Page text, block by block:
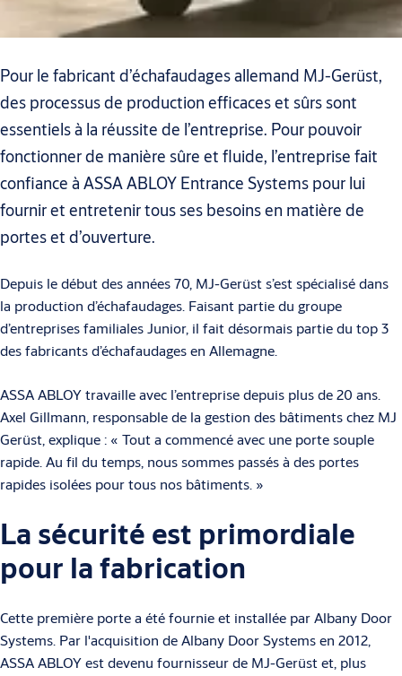
Pour le fabricant d’échafaudages allemand MJ-Gerüst,
des processus de production efficaces et sûrs sont
essentiels à la réussite de l’entreprise. Pour pouvoir
fonctionner de manière sûre et fluide, l’entreprise fait
confiance à ASSA ABLOY Entrance Systems pour lui
fournir et entretenir tous ses besoins en matière de
portes et d’ouverture.
Depuis le début des années 70, MJ-Gerüst s’est spécialisé dans
la production d’échafaudages. Faisant partie du groupe
d’entreprises familiales Junior, il fait désormais partie du top 3
des fabricants d’échafaudages en Allemagne.
ASSA ABLOY travaille avec l’entreprise depuis plus de 20 ans.
Axel Gillmann, responsable de la gestion des bâtiments chez MJ
Gerüst, explique : « Tout a commencé avec une porte souple
rapide. Au fil du temps, nous sommes passés à des portes
rapides isolées pour tous nos bâtiments. »
La sécurité est primordiale
pour la fabrication
Cette première porte a été fournie et installée par Albany Door
Systems. Par l'acquisition de Albany Door Systems en 2012,
ASSA ABLOY est devenu fournisseur de MJ-Gerüst et, plus